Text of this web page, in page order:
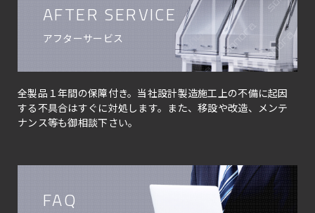
AFTER SERVICE
アフターサービス
全製品１年間の保障付き。当社設計製造施工上の不備に起因
する不具合はすぐに対処します。また、移設や改造、メンテ
ナンス等も御相談下さい。
FAQ